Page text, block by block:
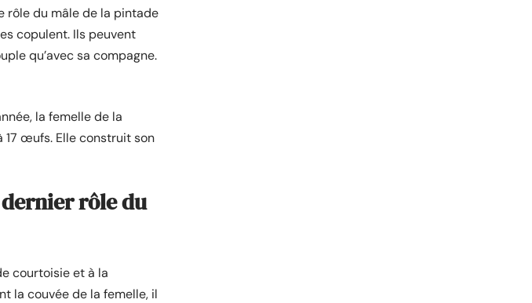
rôle du mâle de la pintade
copulent. Ils peuvent
qu’avec sa compagne.
la femelle de la
17 œufs. Elle construit son
rôle du
courtoisie et à la
la couvée de la femelle, il